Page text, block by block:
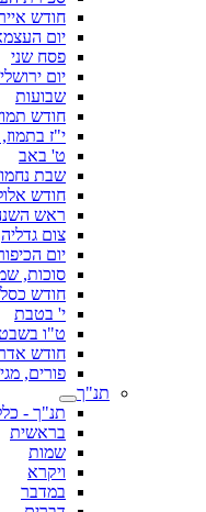
חודש
יום
פסח שני
יום
שבועות
חודש
י"ז
ט' באב
שבת
חודש
ראש
צום גדליה
יום
סוכות,
חודש
י' בטבת
ט"ו
חודש
פורים,
תנ"ך
תנ"ך -
בראשית
שמות
ויקרא
במדבר